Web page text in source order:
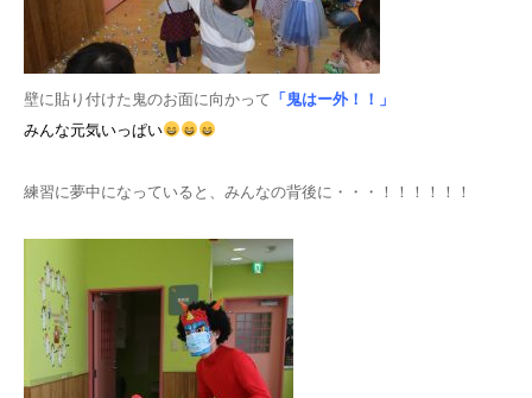
壁に貼り付けた鬼のお面に向かって 「鬼はー外！！」
みんな元気いっぱい
練習に夢中になっていると、みんなの背後に・・・！！！！！！